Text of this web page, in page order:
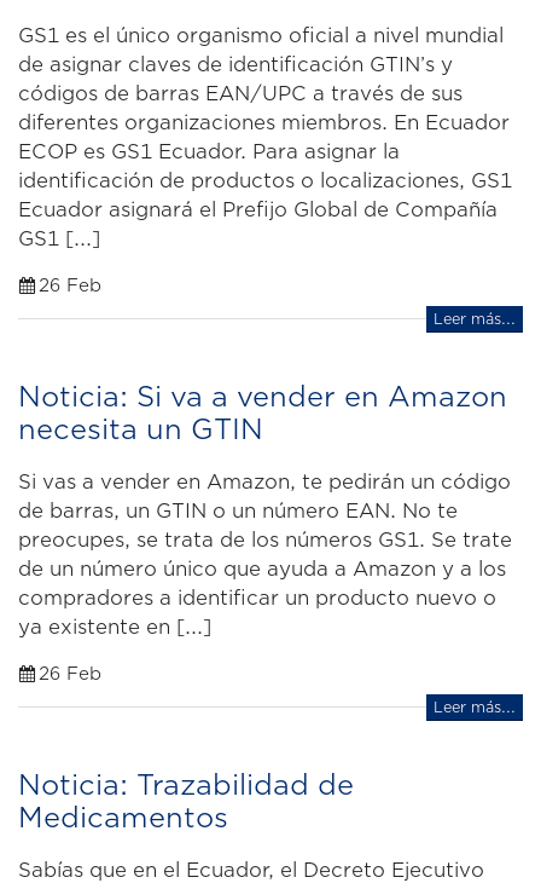
GS1 es el único organismo oficial a nivel mundial
de asignar claves de identificación GTIN’s y
códigos de barras EAN/UPC a través de sus
diferentes organizaciones miembros. En Ecuador
ECOP es GS1 Ecuador. Para asignar la
identificación de productos o localizaciones, GS1
Ecuador asignará el Prefijo Global de Compañía
GS1 [...]
26 Feb
Leer más...
Noticia: Si va a vender en Amazon
necesita un GTIN
Si vas a vender en Amazon, te pedirán un código
de barras, un GTIN o un número EAN. No te
preocupes, se trata de los números GS1. Se trate
de un número único que ayuda a Amazon y a los
compradores a identificar un producto nuevo o
ya existente en [...]
26 Feb
Leer más...
Noticia: Trazabilidad de
Medicamentos
Sabías que en el Ecuador, el Decreto Ejecutivo